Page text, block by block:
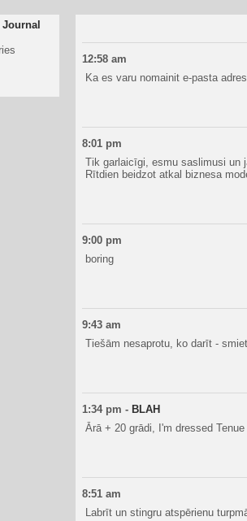
12:58 am
Ka es varu nomainit e-pasta
8:01 pm
Tik garlaicīgi, esmu saslimusi un
Rītdien beidzot atkal biznesa
9:00 pm
boring
9:43 am
Tiešām nesaprotu, ko darīt -
1:34 pm - BLAH
Ārā + 20 grādi, I'm dressed
8:51 am
Labrīt un stingru atspērienu